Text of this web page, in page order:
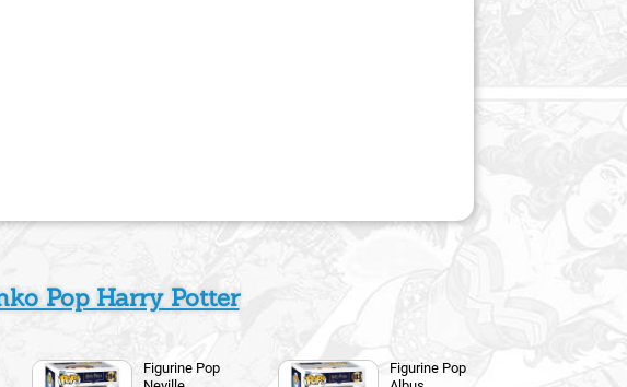
Pop Harry Potter
Figurine Pop
Figurine Pop